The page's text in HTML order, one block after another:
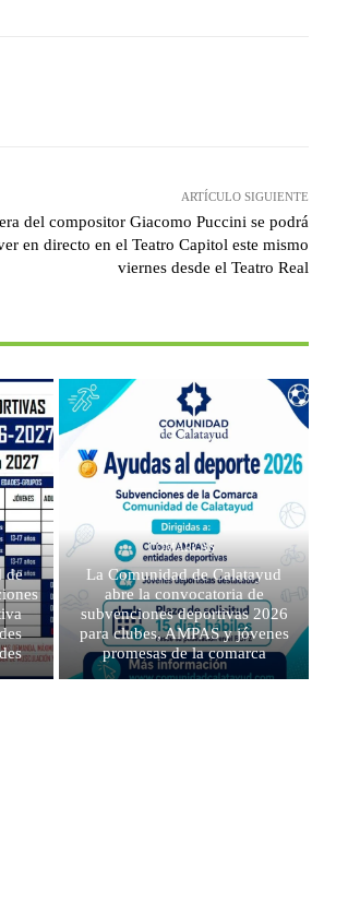
ARTÍCULO SIGUIENTE
del compositor Giacomo Puccini se podrá
en directo en el Teatro Capitol este mismo
viernes desde el Teatro Real
de
COMARCAS
La Comunidad de Calatayud
abre la convocatoria de
subvenciones deportivas 2026
para clubes, AMPAS y jóvenes
promesas de la comarca